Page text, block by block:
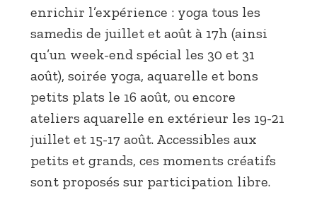
enrichir l’expérience : yoga tous les
samedis de juillet et août à 17h (ainsi
qu’un week-end spécial les 30 et 31
août), soirée yoga, aquarelle et bons
petits plats le 16 août, ou encore
ateliers aquarelle en extérieur les 19-21
juillet et 15-17 août. Accessibles aux
petits et grands, ces moments créatifs
sont proposés sur participation libre.